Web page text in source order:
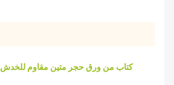
كتاب من ورق حجر متين مقاوم للخدش